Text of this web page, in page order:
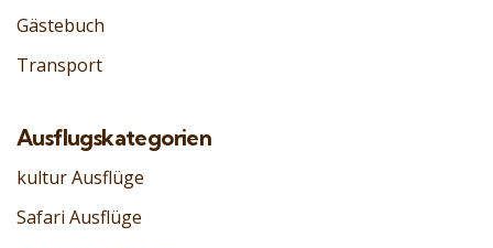
Gästebuch
Transport
Ausflugskategorien
kultur Ausflüge
Safari Ausflüge